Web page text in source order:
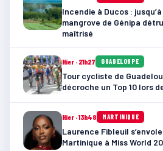
Incendie à Ducos :
mangrove de Génipa
maîtrisé
Hier · 21h27 GUADELOUPE
Tour cycliste de
décroche un Top 10 lors
Hier · 13h48 MARTINIQUE
Laurence Fibleuil
Martinique à Miss World